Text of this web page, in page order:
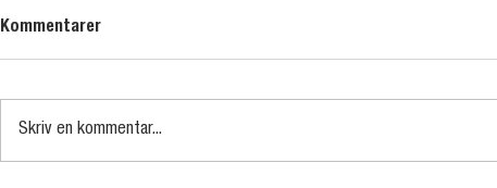
Kommentarer
Skriv en kommentar...